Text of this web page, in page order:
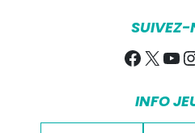
SUIVEZ-
X
INFO